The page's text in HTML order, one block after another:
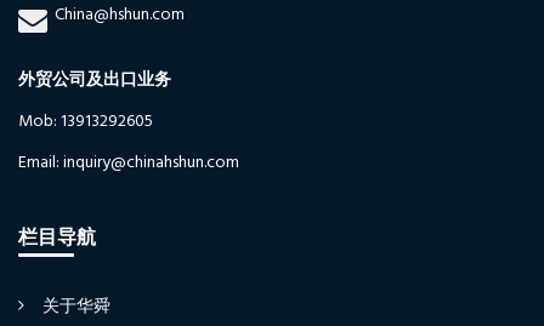
China@hshun.com
外贸公司及出口业务
Mob: 13913292605
Email: inquiry@chinahshun.com
栏目导航
关于华舜